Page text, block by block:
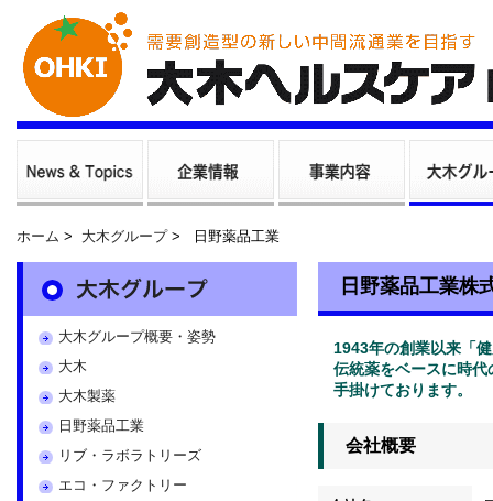
ホーム > 大木グループ > 日野薬品工業
大木グループ概要・姿勢
大木
大木製薬
日野薬品工業
リブ・ラボラトリーズ
エコ・ファクトリー
日野薬品工業株
1943年の創業以来「
伝統薬をベースに時
手掛けております。
会社概要